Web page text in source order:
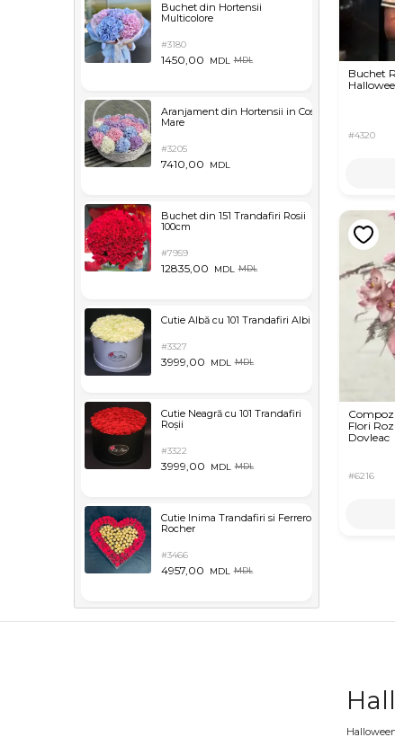
Buchet din Hortensii
Multicolore
#3180
1450,00 MDL MDL
Aranjament din Hortensii in Cos
Mare
#3205
7410,00 MDL
Buchet din 151 Trandafiri Rosii
100cm
#7959
12835,00 MDL MDL
Cutie Albă cu 101 Trandafiri Albi
#3327
3999,00 MDL MDL
Cutie Neagră cu 101 Trandafiri
Roșii
#3322
3999,00 MDL MDL
Cutie Inima Trandafiri si Ferrero
Rocher
#3466
4957,00 MDL MDL
Buchet
#4320
Flori
Dovleac
#6216